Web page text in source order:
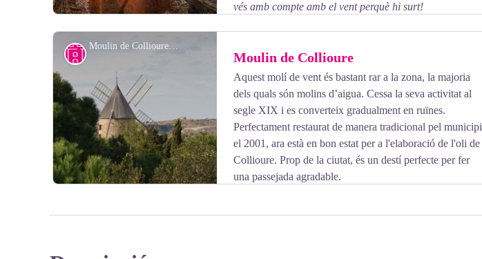
View picture in full screen
vés amb compte amb el vent perquè hi surt!
Moulin de Collioure - CCACVI
Moulin de Collioure
Aquest molí de vent és bastant rar a la zona, la majoria
dels quals són molins d’aigua. Cessa la seva activitat al
segle XIX i es converteix gradualment en ruïnes.
Perfectament restaurat de manera tradicional pel municipi
el 2001, ara està en bon estat per a l'elaboració de l'oli de
Collioure. Prop de la ciutat, és un destí perfecte per fer
una passejada agradable.